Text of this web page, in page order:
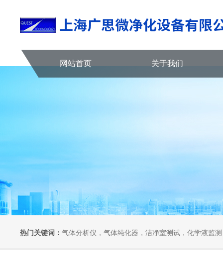
网站首页 关于我们
热门关键词： 气体分析仪，气体纯化器，洁净室测试，化学液监